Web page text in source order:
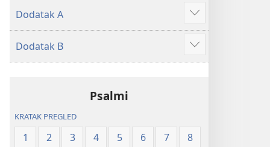
Dodatak A Više
Dodatak B Više
Psalmi
KRATAK PREGLED
1 2 3 4 5 6 7
8